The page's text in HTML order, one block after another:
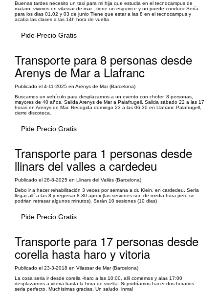
Buenas tardes necesito un taxi para mi hija que estudia en el tecnocampus de
mataro, vivimos en vilassar de mar , tiene un esguince y no puede conducir Sería
para los dias 01,02 y 03 de junio Tiene que estar a las 8 en el tecnocampus y
acaba las clases a las 14h hora de vuelta
Pide Precio Gratis
Transporte para 8 personas desde
Arenys de Mar a Llafranc
Publicado el 4-11-2025 en Arenys de Mar (Barcelona)
Buscamos un vehículo para desplazarnos a un evento con chofer. 8 personas,
mayores de 40 años. Salida Arenys de Mar a Palafrugell. Salida sábado 22 a las 17
horas en Arenys de Mar. Recogida domingo 23 a las 06.30 en Llafranc Palafrugell,
cierre discoteca.
Pide Precio Gratis
Transporte para 1 personas desde
llinars del valles a cardedeu
Publicado el 28-8-2025 en Llinars del Vallès (Barcelona)
Debo ir a hacer rehabilitación 3 veces por semana a dr. Klein, en cardedeu. Sería
llegar allí a las 8 y regresar 8.30 aprox (las sesiones son de media hora pero se
podrian retrasar algunos minutos). Serán 10 sesiones (10 dias)
Pide Precio Gratis
Transporte para 17 personas desde
corella hasta haro y vitoria
Publicado el 23-3-2018 en Vilassar de Mar (Barcelona)
La cosa seria ir desde corella -haro a las 10:00, allí comemos y alas 17:00
desplazarnos a vitoria hasta la hora de vuelta. Si podríamos hacer dos horarios
seria perfecto, Muchísimas gracias, Un saludo, inma!